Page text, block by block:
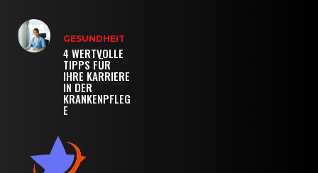
GESUNDHEIT
4 WERTVOLLE
TIPPS FÜR
IHRE KARRIERE
IN DER
KRANKENPFLEG
E